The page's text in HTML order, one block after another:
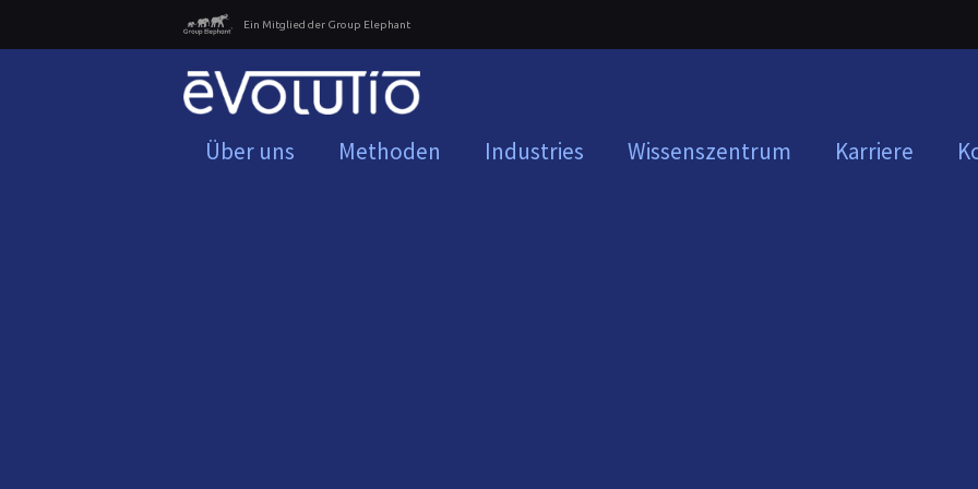
Ein Mitglied der Group Elephant
Über uns Methoden Industries Wissenszentrum Karriere